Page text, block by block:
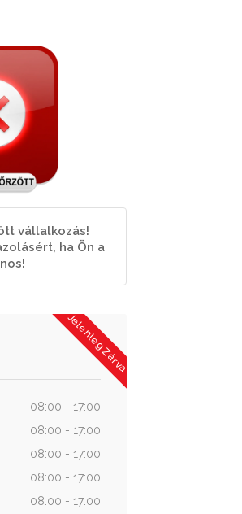
vállalkozás!
ha Ön a
Jelenleg Zárva
08:00 - 17:00
08:00 - 17:00
08:00 - 17:00
08:00 - 17:00
08:00 - 17:00